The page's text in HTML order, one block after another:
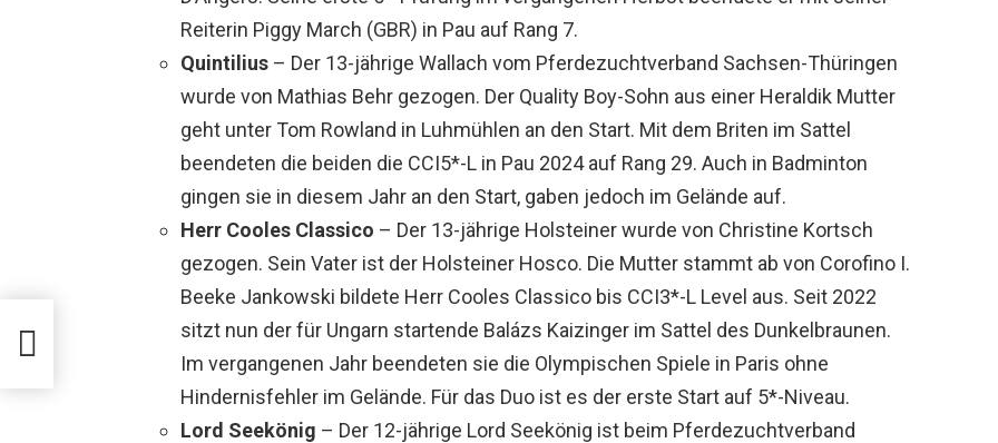
Reiterin Piggy March (GBR) in Pau auf Rang 7.
Quintilius – Der 13-jährige Wallach vom Pferdezuchtverband Sachsen-Thüringen
wurde von Mathias Behr gezogen. Der Quality Boy-Sohn aus einer Heraldik Mutter
geht unter Tom Rowland in Luhmühlen an den Start. Mit dem Briten im Sattel
beendeten die beiden die CCI5*-L in Pau 2024 auf Rang 29. Auch in Badminton
gingen sie in diesem Jahr an den Start, gaben jedoch im Gelände auf.
Herr Cooles Classico – Der 13-jährige Holsteiner wurde von Christine Kortsch
gezogen. Sein Vater ist der Holsteiner Hosco. Die Mutter stammt ab von Corofino I.
Beeke Jankowski bildete Herr Cooles Classico bis CCI3*-L Level aus. Seit 2022
sitzt nun der für Ungarn startende Balázs Kaizinger im Sattel des Dunkelbraunen.
Im vergangenen Jahr beendeten sie die Olympischen Spiele in Paris ohne
Hindernisfehler im Gelände. Für das Duo ist es der erste Start auf 5*-Niveau.
Lord Seekönig – Der 12-jährige Lord Seekönig ist beim Pferdezuchtverband